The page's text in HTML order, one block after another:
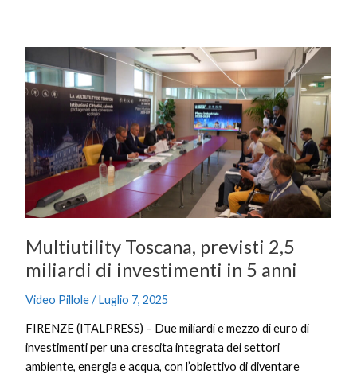
Multiutility Toscana, previsti 2,5
miliardi di investimenti in 5 anni
Video Pillole/Luglio 7, 2025
FIRENZE (ITALPRESS) – Due miliardi e mezzo di euro di
investimenti per una crescita integrata dei settori
ambiente, energia e acqua, con l’obiettivo di diventare
Toscana,
previsti
miliardi
di
investimenti
in
5